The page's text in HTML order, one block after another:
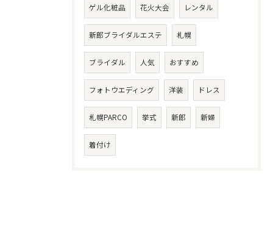
ゲル化粧品 花火大会 レンタル
新郎ブライダルエステ 札幌
ブライダル 人気 おすすめ
フォトウエディング 洋装 ドレス
札幌PARCO 挙式 新郎 新婦
着付け